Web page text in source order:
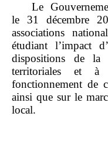
Le
le 31 décembre
associations
étudiant l’impact
dispositions de la
territoriales et à
fonctionnement de
ainsi que sur le
local.